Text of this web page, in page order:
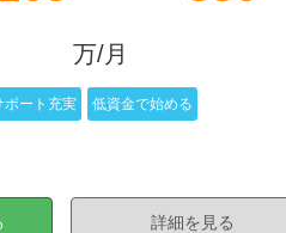
万/月
ポート充実 低資金で始める
詳細を見る